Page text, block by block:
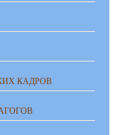
КАДРОВ